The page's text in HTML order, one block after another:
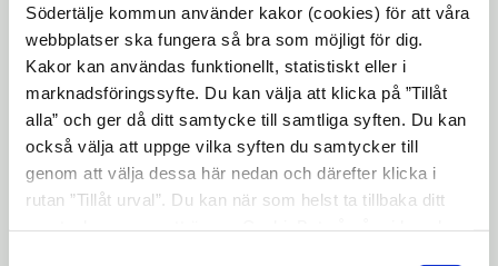
Södertälje kommun använder kakor (cookies) för att våra
webbplatser ska fungera så bra som möjligt för dig.
Kakor kan användas funktionellt, statistiskt eller i
marknadsföringssyfte. Du kan välja att klicka på ”Tillåt
alla” och ger då ditt samtycke till samtliga syften. Du kan
också välja att uppge vilka syften du samtycker till
genom att välja dessa här nedan och därefter klicka i
rutan ”Tillåt urval”. Du kan när som helst ta tillbaka ditt
promenaden. Från besöksparkeringen vid
förskolan fröet kan du påbörja promenaden.
Stigen från parkeringen in i skogen är ej
grusad ännu.
Arbete pågår med att tillgängliggöra fler
delar av logsjörundan genom att grusa och